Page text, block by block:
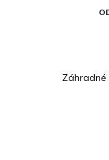
Záhradné